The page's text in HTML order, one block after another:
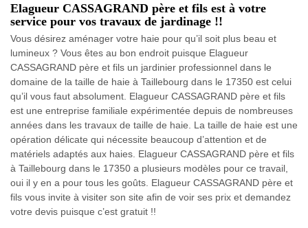
Elagueur CASSAGRAND père et fils est à votre
service pour vos travaux de jardinage !!
Vous désirez aménager votre haie pour qu’il soit plus beau et
lumineux ? Vous êtes au bon endroit puisque Elagueur
CASSAGRAND père et fils un jardinier professionnel dans le
domaine de la taille de haie à Taillebourg dans le 17350 est celui
qu’il vous faut absolument. Elagueur CASSAGRAND père et fils
est une entreprise familiale expérimentée depuis de nombreuses
années dans les travaux de taille de haie. La taille de haie est une
opération délicate qui nécessite beaucoup d’attention et de
matériels adaptés aux haies. Elagueur CASSAGRAND père et fils
à Taillebourg dans le 17350 a plusieurs modèles pour ce travail,
oui il y en a pour tous les goûts. Elagueur CASSAGRAND père et
fils vous invite à visiter son site afin de voir ses prix et demandez
votre devis puisque c’est gratuit !!